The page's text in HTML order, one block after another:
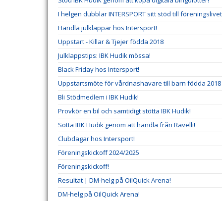
I helgen dubblar INTERSPORT sitt stöd till
Handla julklappar hos Intersport!
Uppstart - Killar & Tjejer födda 2018
Julklappstips: IBK Hudik mössa!
Black Friday hos Intersport!
Uppstartsmöte för vårdnashavare till barn födda 2018
Bli Stödmedlem i IBK Hudik!
Provkör en bil och samtidigt stötta IBK Hudik!
Sötta IBK Hudik genom att handla från Ravelli!
Clubdagar hos Intersport!
Föreningskickoff 2024/2025
Föreningskickoff!
Resultat | DM-helg på OilQuick Arena!
DM-helg på OilQuick Arena!